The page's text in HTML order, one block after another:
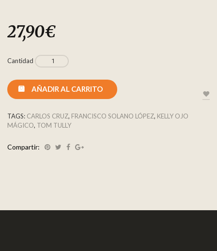
27,90€
Cantidad
AÑADIR AL CARRITO
TAGS: CARLOS CRUZ, FRANCISCO SOLANO LÓPEZ, KELLY OJO
MÁGICO, TOM TULLY
Compartir: